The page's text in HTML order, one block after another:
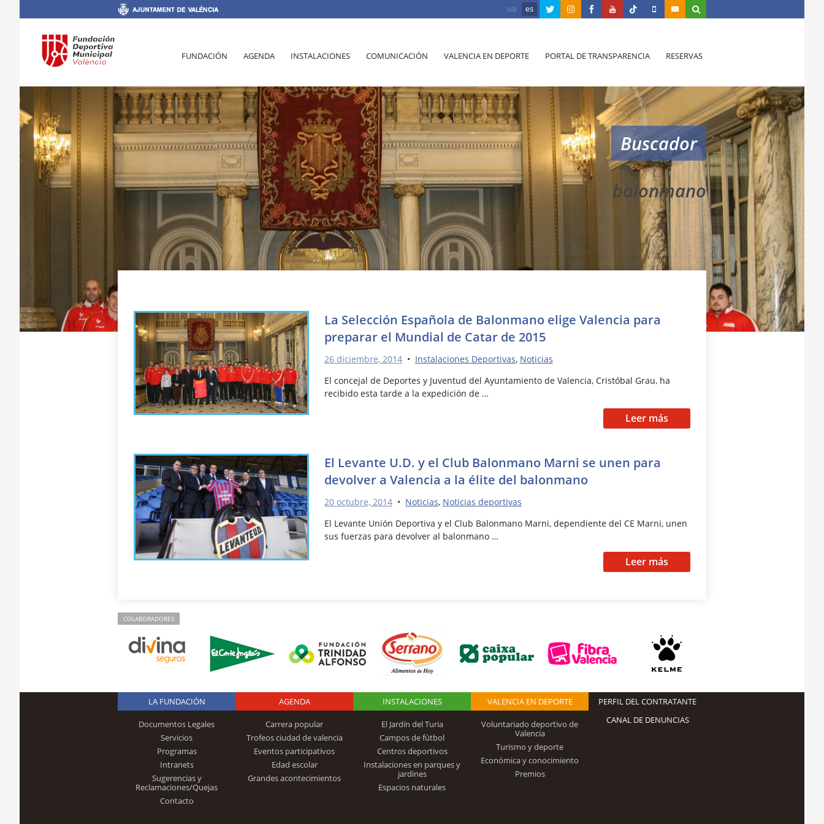
val es
FUNDACIÓN AGENDA INSTALACIONES COMUNICACIÓN VALENCIA EN DEPORTE PORTAL DE TRANSPARENCIA RESERVAS
Buscador
balonmano
La Selección Española de Balonmano elige Valencia para
preparar el Mundial de Catar de 2015
26 diciembre, 2014• Instalaciones Deportivas, Noticias
El concejal de Deportes y Juventud del Ayuntamiento de Valencia, Cristóbal Grau, ha
recibido esta tarde a la expedición de …
Leer más
El Levante U.D. y el Club Balonmano Marni se unen para
devolver a Valencia a la élite del balonmano
20 octubre, 2014• Noticias, Noticias deportivas
El Levante Unión Deportiva y el Club Balonmano Marni, dependiente del CE Marni, unen
sus fuerzas para devolver al balonmano …
Leer más
COLABORADORES
Logo Fundación
Trinidad Alfonso
LA FUNDACIÓN
Documentos Legales
Servicios
Programas
Intranets
Sugerencias y
Reclamaciones/Quejas
Contacto
AGENDA
Carrera popular
Trofeos ciudad de valencia
Eventos participativos
Edad escolar
Grandes acontecimientos
INSTALACIONES
El Jardín del Turia
Campos de fútbol
Centros deportivos
Instalaciones en parques y
jardines
Espacios naturales
VALENCIA EN DEPORTE
Voluntariado deportivo de
Valencia
Turismo y deporte
Económica y conocimiento
Premios
PERFIL DEL CONTRATANTE
CANAL DE DENUNCIAS